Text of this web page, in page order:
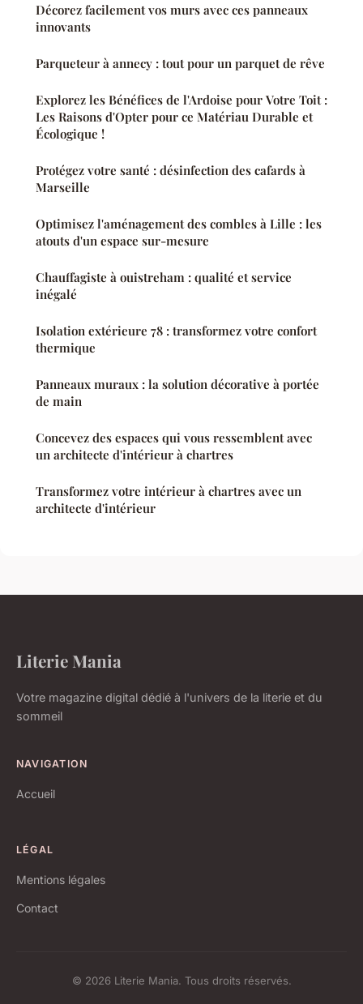
Décorez facilement vos murs avec ces panneaux
innovants
Parqueteur à annecy : tout pour un parquet de rêve
Explorez les Bénéfices de l'Ardoise pour Votre Toit :
Les Raisons d'Opter pour ce Matériau Durable et
Écologique !
Protégez votre santé : désinfection des cafards à
Marseille
Optimisez l'aménagement des combles à Lille : les
atouts d'un espace sur-mesure
Chauffagiste à ouistreham : qualité et service
inégalé
Isolation extérieure 78 : transformez votre confort
thermique
Panneaux muraux : la solution décorative à portée
de main
Concevez des espaces qui vous ressemblent avec
un architecte d'intérieur à chartres
Transformez votre intérieur à chartres avec un
architecte d'intérieur
Literie Mania
Votre magazine digital dédié à l'univers de la literie et du
sommeil
NAVIGATION
Accueil
LÉGAL
Mentions légales
Contact
© 2026 Literie Mania. Tous droits réservés.